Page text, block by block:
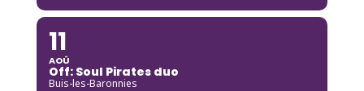
11
AOÛ
Off: Soul Pirates duo
Buis-les-Baronnies